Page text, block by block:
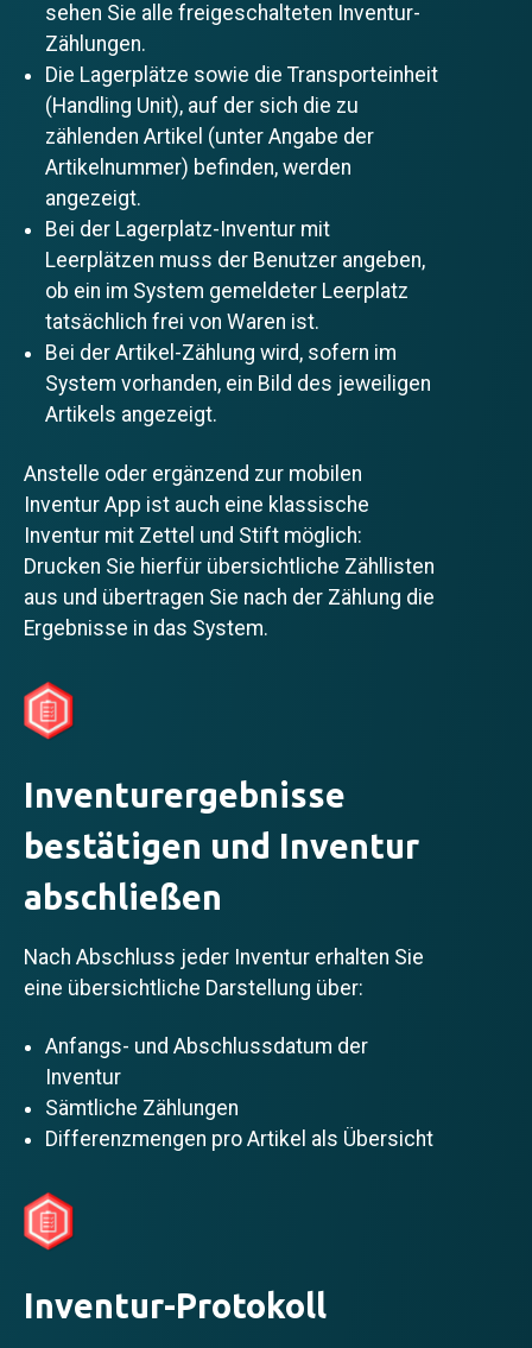
sehen Sie alle freigeschalteten Inventur-
Zählungen.
Die Lagerplätze sowie die Transporteinheit
(Handling Unit), auf der sich die zu
zählenden Artikel (unter Angabe der
Artikelnummer) befinden, werden
angezeigt.
Bei der Lagerplatz-Inventur mit
Leerplätzen muss der Benutzer angeben,
ob ein im System gemeldeter Leerplatz
tatsächlich frei von Waren ist.
Bei der Artikel-Zählung wird, sofern im
System vorhanden, ein Bild des jeweiligen
Artikels angezeigt.
Anstelle oder ergänzend zur mobilen
Inventur App ist auch eine klassische
Inventur mit Zettel und Stift möglich:
Drucken Sie hierfür übersichtliche Zähllisten
aus und übertragen Sie nach der Zählung die
Ergebnisse in das System.
Inventurergebnisse
bestätigen und Inventur
abschließen
Nach Abschluss jeder Inventur erhalten Sie
eine übersichtliche Darstellung über:
Anfangs- und Abschlussdatum der
Inventur
Sämtliche Zählungen
Differenzmengen pro Artikel als Übersicht
Inventur-Protokoll